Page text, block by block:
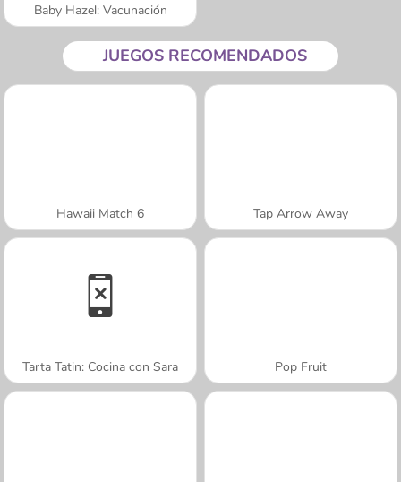
Baby Hazel: Vacunación
JUEGOS RECOMENDADOS
Hawaii Match 6 Tap Arrow Away
Tarta Tatin: Cocina con Sara Pop Fruit